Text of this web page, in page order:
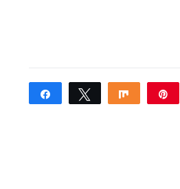
Share Tweet Share